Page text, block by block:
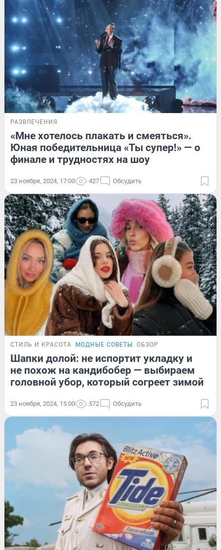
РАЗВЛЕЧЕНИЯ
«Мне хотелось плакать и смеяться».
Юная победительница «Ты супер!» — о
финале и трудностях на шоу
23 ноября, 2024, 17:00 427 Обсудить
СТИЛЬ И КРАСОТА МОДНЫЕ СОВЕТЫ ОБЗОР
Шапки долой: не испортит укладку и
не похож на кандибобер — выбираем
головной убор, который согреет зимой
23 ноября, 2024, 15:00 572 Обсудить